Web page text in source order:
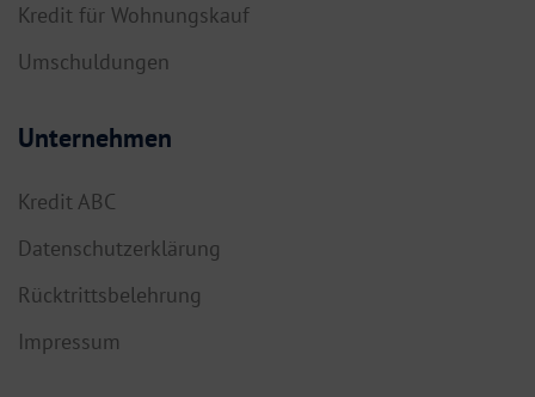
Kredit für Wohnungskauf
Umschuldungen
Unternehmen
Kredit ABC
Datenschutzerklärung
Rücktrittsbelehrung
Impressum